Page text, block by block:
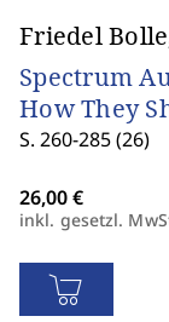
Friedel
Spectrum
How They
S. 260-285 (26)
inkl. gesetzl.